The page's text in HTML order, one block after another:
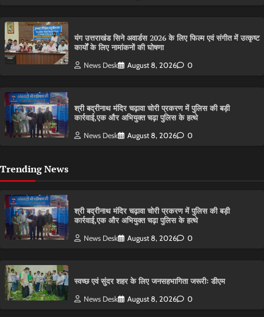
यंग उत्तराखंड सिने अवार्डस 2026 के लिए फिल्म एवं संगीत में उत्कृष्ट
कार्यों के लिए नामांकनों की घोषणा
News Desk August 8, 2026 0
श्री बद्रीनाथ मंदिर चढ़ावा चोरी प्रकरण में पुलिस की बड़ी
कार्रवाई,एक और अभियुक्त चढ़ा पुलिस के हत्थे
News Desk August 8, 2026 0
Trending News
श्री बद्रीनाथ मंदिर चढ़ावा चोरी प्रकरण में पुलिस की बड़ी
कार्रवाई,एक और अभियुक्त चढ़ा पुलिस के हत्थे
News Desk August 8, 2026 0
स्वच्छ एवं सुंदर शहर के लिए जनसहभागिता जरूरीः डीएम
News Desk August 8, 2026 0